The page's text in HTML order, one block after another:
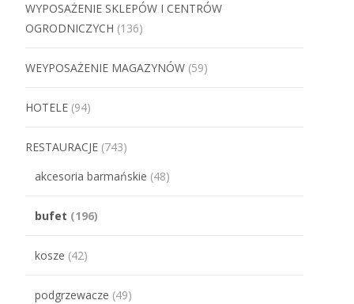
WYPOSAŻENIE SKLEPÓW I CENTRÓW
OGRODNICZYCH (136)
WEYPOSAŻENIE MAGAZYNÓW (59)
HOTELE (94)
RESTAURACJE (743)
akcesoria barmańskie (48)
bufet (196)
kosze (42)
podgrzewacze (49)